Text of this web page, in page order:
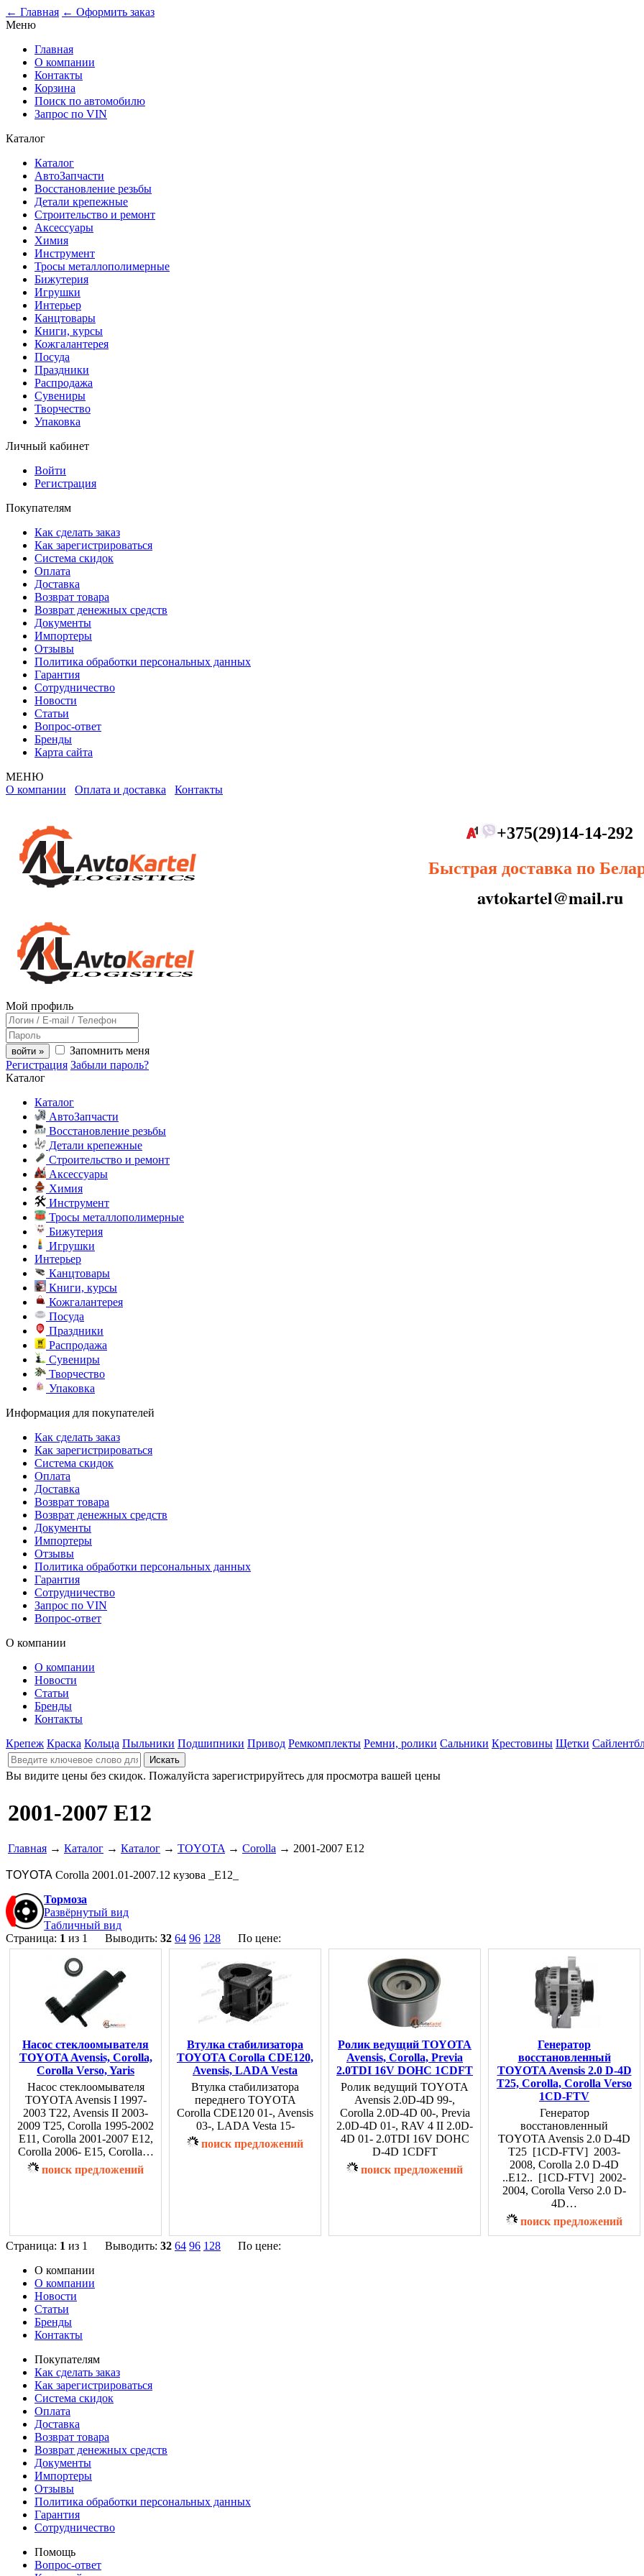
← Главная ← Оформить заказ
Меню
Главная
О компании
Контакты
Корзина
Поиск по автомобилю
Запрос по VIN
Каталог
Каталог
АвтоЗапчасти
Восстановление резьбы
Детали крепежные
Строительство и ремонт
Аксессуары
Химия
Инструмент
Тросы металлополимерные
Бижутерия
Игрушки
Интерьер
Канцтовары
Книги, курсы
Кожгалантерея
Посуда
Праздники
Распродажа
Сувениры
Творчество
Упаковка
Личный кабинет
Войти
Регистрация
Покупателям
Как сделать заказ
Как зарегистрироваться
Система скидок
Оплата
Доставка
Возврат товара
Возврат денежных средств
Документы
Импортеры
Отзывы
Политика обработки персональных данных
Гарантия
Сотрудничество
Новости
Статьи
Вопрос-ответ
Бренды
Карта сайта
МЕНЮ
О компании
Оплата и доставка Контакты
+375(29)14-14-292
Быстрая доставка по
avtokartel@mail.ru
Мой профиль
войти »
Запомнить меня
Регистрация Забыли пароль?
Каталог
Каталог
АвтоЗапчасти
Восстановление резьбы
Детали крепежные
Строительство и ремонт
Аксессуары
Химия
Инструмент
Тросы металлополимерные
Бижутерия
Игрушки
Интерьер
Канцтовары
Книги, курсы
Кожгалантерея
Посуда
Праздники
Распродажа
Сувениры
Творчество
Упаковка
Информация для покупателей
Как сделать заказ
Как зарегистрироваться
Система скидок
Оплата
Доставка
Возврат товара
Возврат денежных средств
Документы
Импортеры
Отзывы
Политика обработки персональных данных
Гарантия
Сотрудничество
Запрос по VIN
Вопрос-ответ
О компании
О компании
Новости
Статьи
Бренды
Контакты
Крепеж Краска Кольца Пыльники Подшипники Привод Ремкомплекты Ремни, ролики Сальники Крестовины Щетки
Вы видите цены без скидок. Пожалуйста зарегистрируйтесь для просмотра вашей цены
2001-2007 E12
Главная → Каталог → Каталог → TOYOTA → Corolla → 2001-2007 E12
TOYOTA Corolla 2001.01-2007.12 кузова _E12_
Тормоза
Развёрнутый вид
Табличный вид
Страница: 1 из 1 Выводить: 32 64 96 128 По цене:
Насос стеклоомывателя
TOYOTA Avensis, Corolla,
Corolla Verso, Yaris
Насос стеклоомывателя
TOYOTA Avensis I 1997-
2003 T22, Avensis II 2003-
2009 T25, Corolla 1995-2002
E11, Corolla 2001-2007 E12,
Corolla 2006- E15, Corolla…
поиск предложений
Втулка стабилизатора
TOYOTA Corolla CDE120,
Avensis, LADA Vesta
Втулка стабилизатора
переднего TOYOTA
Corolla CDE120 01-, Avensis
03-, LADA Vesta 15-
поиск предложений
Ролик ведущий TOYOTA
Avensis, Corolla, Previa
2.0TDI 16V DOHC 1CDFT
Ролик ведущий TOYOTA
Avensis 2.0D-4D 99-,
Corolla 2.0D-4D 00-, Previa
2.0D-4D 01-, RAV 4 II 2.0D-
4D 01- 2.0TDI 16V DOHC
D-4D 1CDFT
поиск предложений
Генератор
восстановленный
TOYOTA Avensis 2.0 D-4D
T25, Corolla, Corolla Verso
1CD-FTV
Генератор
восстановленный
TOYOTA Avensis 2.0 D-4D
T25 [1CD-FTV] 2003-
2008, Corolla 2.0 D-4D
..E12.. [1CD-FTV] 2002-
2004, Corolla Verso 2.0 D-
4D…
поиск предложений
Страница: 1 из 1 Выводить: 32 64 96 128
По цене:
О компании
О компании
Новости
Статьи
Бренды
Контакты
Покупателям
Как сделать заказ
Как зарегистрироваться
Система скидок
Оплата
Доставка
Возврат товара
Возврат денежных средств
Документы
Импортеры
Отзывы
Политика обработки персональных данных
Гарантия
Сотрудничество
Помощь
Вопрос-ответ